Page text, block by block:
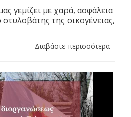
γεμίζει με χαρά, ασφάλεια
της οικογένειας,
Διαβάστε περισσότερα